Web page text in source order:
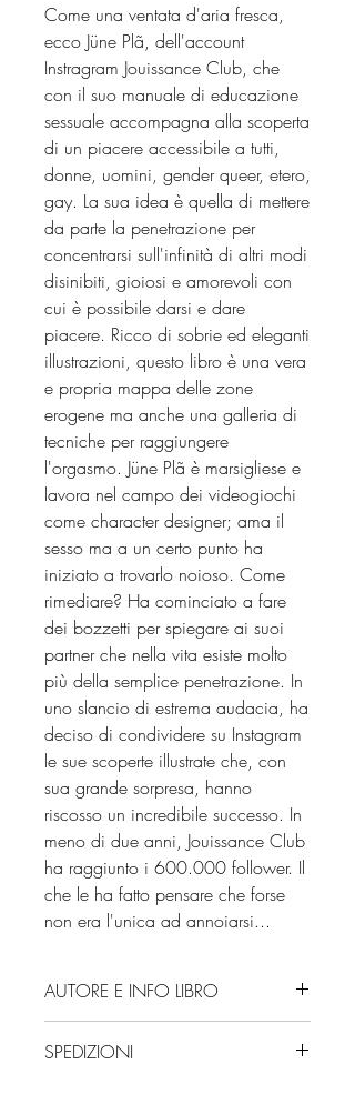
Come una ventata d'aria fresca,
ecco Jüne Plã, dell'account
Instragram Jouissance Club, che
con il suo manuale di educazione
sessuale accompagna alla scoperta
di un piacere accessibile a tutti,
donne, uomini, gender queer, etero,
gay. La sua idea è quella di mettere
da parte la penetrazione per
concentrarsi sull'infinità di altri modi
disinibiti, gioiosi e amorevoli con
cui è possibile darsi e dare
piacere. Ricco di sobrie ed eleganti
illustrazioni, questo libro è una vera
e propria mappa delle zone
erogene ma anche una galleria di
tecniche per raggiungere
l'orgasmo. Jüne Plã è marsigliese e
lavora nel campo dei videogiochi
come character designer; ama il
sesso ma a un certo punto ha
iniziato a trovarlo noioso. Come
rimediare? Ha cominciato a fare
dei bozzetti per spiegare ai suoi
partner che nella vita esiste molto
più della semplice penetrazione. In
uno slancio di estrema audacia, ha
deciso di condividere su Instagram
le sue scoperte illustrate che, con
sua grande sorpresa, hanno
riscosso un incredibile successo. In
meno di due anni, Jouissance Club
ha raggiunto i 600.000 follower. Il
che le ha fatto pensare che forse
non era l'unica ad annoiarsi...
AUTORE E INFO LIBRO
Editore: L'Ippocampo
SPEDIZIONI